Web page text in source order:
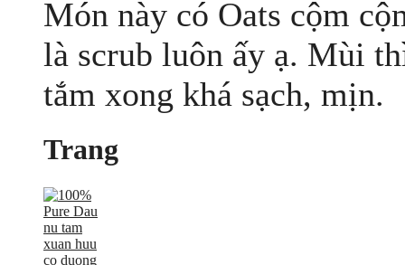
Món này có Oats cộm
là scrub luôn ấy ạ. Mùi
tắm xong khá sạch, mịn.
Trang